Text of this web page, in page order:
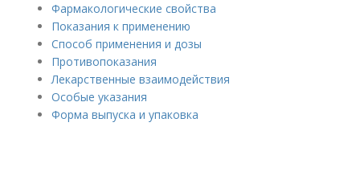
Фармакологические свойства
Показания к применению
Способ применения и дозы
Противопоказания
Лекарственные взаимодействия
Особые указания
Форма выпуска и упаковка